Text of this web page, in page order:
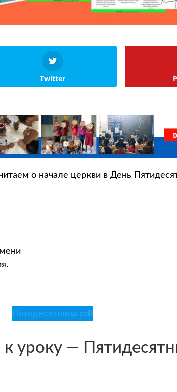
Twitter
о начале церкви в День
Пятидесятница pdf
к уроку —